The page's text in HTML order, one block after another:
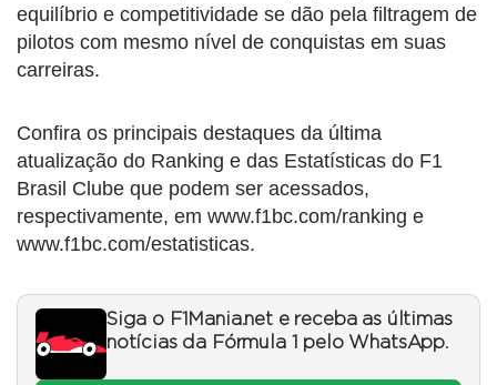
equilíbrio e competitividade se dão pela filtragem de
pilotos com mesmo nível de conquistas em suas
carreiras.
Confira os principais destaques da última
atualização do Ranking e das Estatísticas do F1
Brasil Clube que podem ser acessados,
respectivamente, em www.f1bc.com/ranking e
www.f1bc.com/estatisticas.
Siga o F1Mania.net e receba as últimas
notícias da Fórmula 1 pelo WhatsApp.